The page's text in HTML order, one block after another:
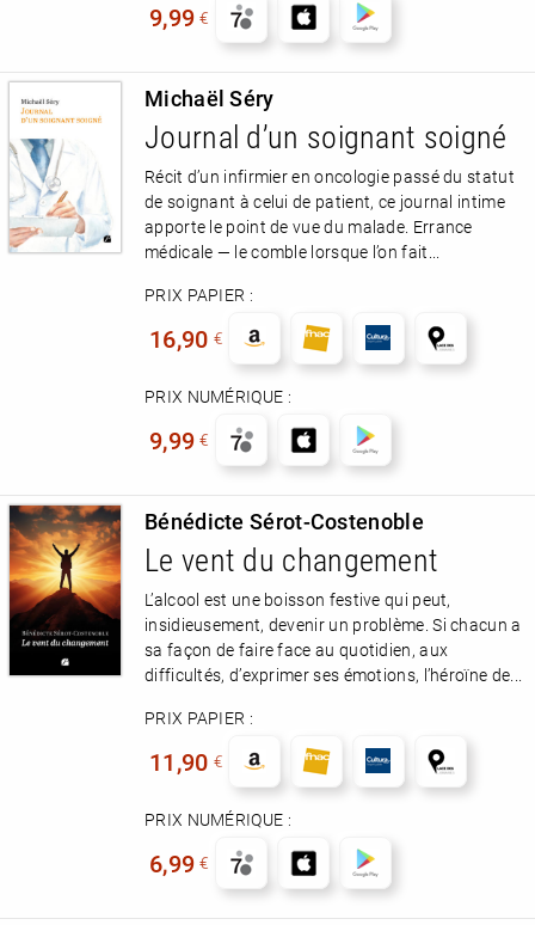
9,99 €
Michaël Séry
Journal d’un soignant soigné
Récit d’un infirmier en oncologie passé du statut
de soignant à celui de patient, ce journal intime
apporte le point de vue du malade. Errance
médicale — le comble lorsque l’on fait...
PRIX PAPIER :
16,90 €
PRIX NUMÉRIQUE :
9,99 €
Bénédicte Sérot-Costenoble
Le vent du changement
L’alcool est une boisson festive qui peut,
insidieusement, devenir un problème. Si chacun a
sa façon de faire face au quotidien, aux
difficultés, d’exprimer ses émotions, l’héroïne de...
PRIX PAPIER :
11,90 €
PRIX NUMÉRIQUE :
6,99 €